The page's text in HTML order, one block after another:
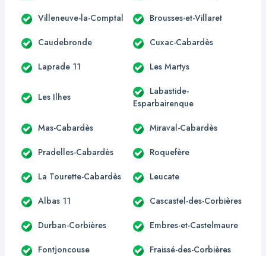
Villeneuve-la-Comptal Brousses-et-Villaret
Caudebronde Cuxac-Cabardès
Laprade 11 Les Martys
Les Ilhes
Labastide-
Esparbairenque
Mas-Cabardès Miraval-Cabardès
Pradelles-Cabardès Roquefère
La Tourette-Cabardès Leucate
Albas 11 Cascastel-des-Corbières
Durban-Corbières Embres-et-Castelmaure
Fontjoncouse Fraissé-des-Corbières